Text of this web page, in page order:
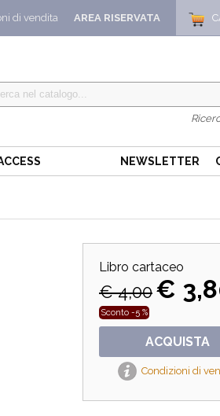
AREA RISERVATA
di vendita
NEWSLETTER
Libro cartaceo
€ 4,00€
Sconto -5 %
ACQUISTA
Condizioni di